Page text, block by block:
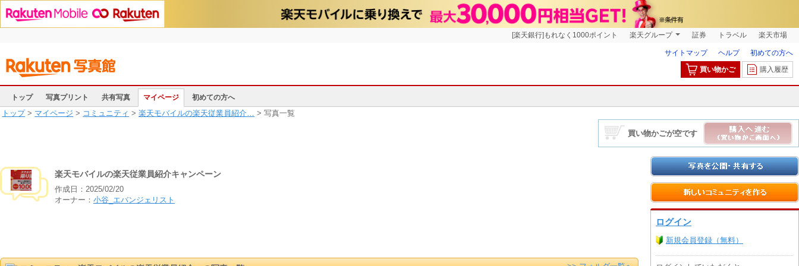
[楽天銀行]もれなく1000ポイント 楽天グループ 証券 トラベル 楽天市場
サイトマップ ヘルプ
初めての方へ
買い物かご
購入履歴
トップ 写真プリント 共有写真 マイページ 初めての方へ
トップ> マイページ > コミュニティ >楽天モバイルの楽天従業員紹介… > 写真一覧
買い物かごが空です
楽天モバイルの楽天従業員紹介キャンペーン
作成日： 2025/02/20
オーナー： 小谷_エバンジェリスト
ログイン
新規会員登録（無料）